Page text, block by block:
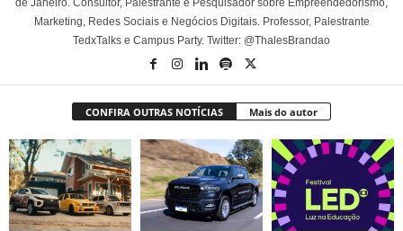
de Janeiro. Consultor, Palestrante e Pesquisador sobre Empreendedorismo,
Marketing, Redes Sociais e Negócios Digitais. Professor, Palestrante
TedxTalks e Campus Party. Twitter: @ThalesBrandao
CONFIRA OUTRAS NOTÍCIAS Mais do autor